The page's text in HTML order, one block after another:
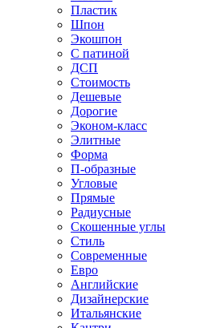
Пластик
Шпон
Экошпон
С патиной
ДСП
Стоимость
Дешевые
Дорогие
Эконом-класс
Элитные
Форма
П-образные
Угловые
Прямые
Радиусные
Скошенные углы
Стиль
Современные
Евро
Английские
Дизайнерские
Итальянские